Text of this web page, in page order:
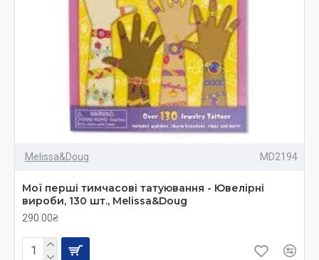
Melissa&Doug MD2194
Мої перші тимчасові татуювання - Ювелірні
вироби, 130 шт., Melissa&Doug
290.00₴